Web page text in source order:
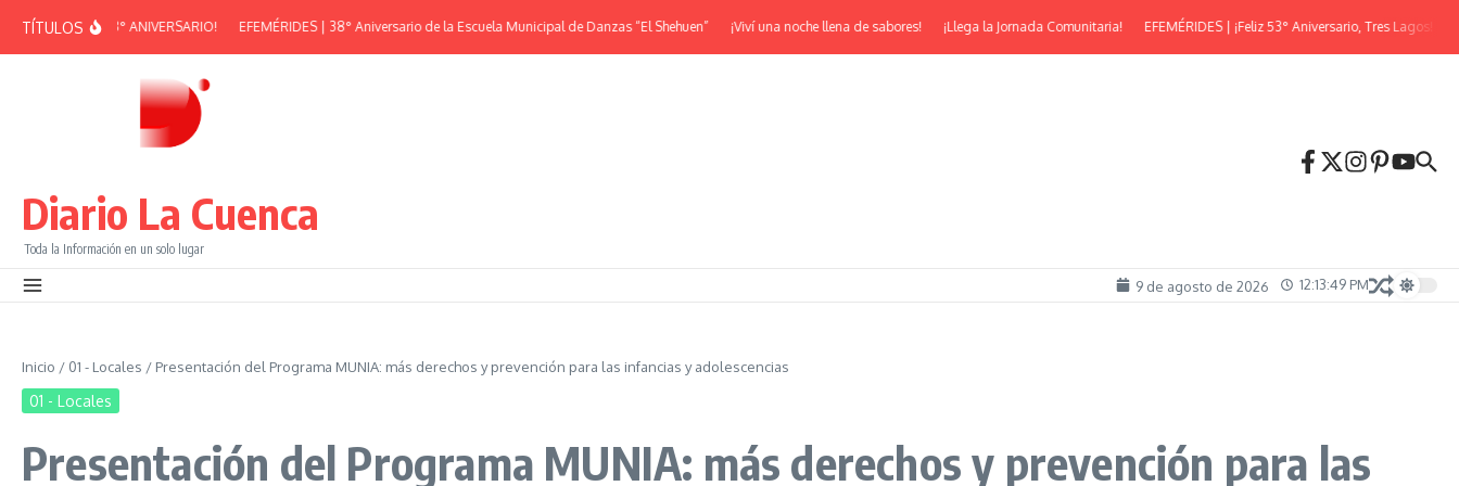
TÍTULOS
PEÑA – 38° ANIVERSARIO! EFEMÉRIDES | 38° Aniversario de la Escuela Municipal de Danzas “El Shehuen” ¡Viví una noche llena de sabores! ¡Llega la Jornada Comunitaria! EFEMÉRIDES | ¡Feliz 53° Aniversario, Tres Lagos!
Diario La Cuenca
Toda la Información en un solo lugar
9 de agosto de 2026 12:13:50 PM
Inicio / 01 - Locales / Presentación del Programa MUNIA: más derechos y prevención para las infancias y adolescencias
01 - Locales
Presentación del Programa MUNIA: más derechos y prevención para las